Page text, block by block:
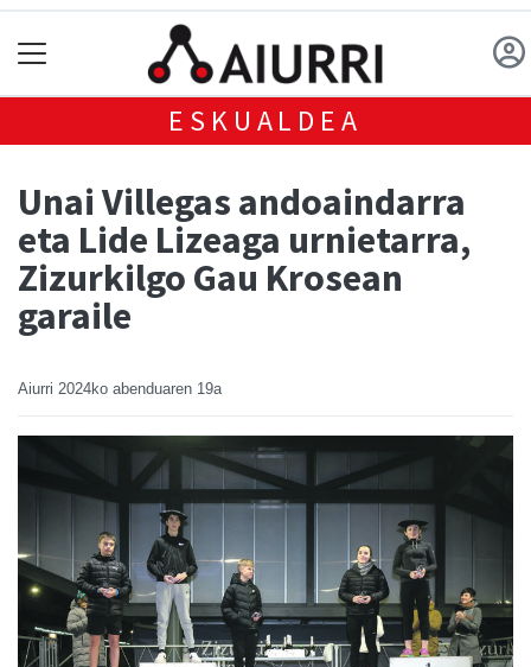
ESKUALDEA
Unai Villegas andoaindarra
eta Lide Lizeaga urnietarra,
Zizurkilgo Gau Krosean
garaile
Aiurri 2024ko abenduaren 19a